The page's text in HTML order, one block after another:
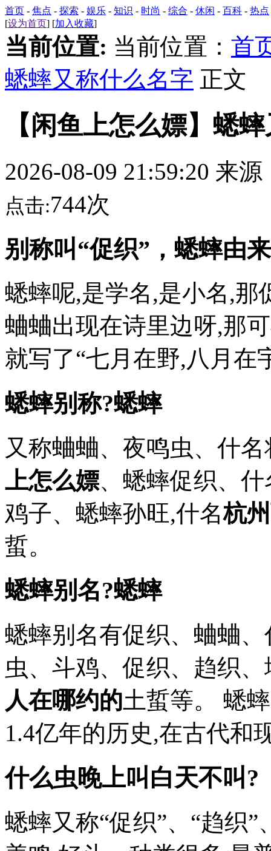
首页 - 焦点 - 探索 - 娱乐 - 知识 - 时尚 - 综合 - 休闲 - 百科 - 热点
[设为首页] [加入收藏]
当前位置: 当前位置： 首
蟋蟀又称什么名字 正文
【闲鱼上怎么嫖】蟋
2026-08-09 21:59:20 来源
点击:744次
别称叫“促织”，蟋蟀由
蟋蟀呢,是学名,是小名,那
蛐蛐出现在诗里边呀,那
就写了“七月在野,八月在
蟋蟀别称?蟋蟀
又称蛐蛐、夜鸣虫、什
上怎么嫖、蟋蟀促织、
鸡子、蟋蟀孙旺,什名杭
蜇。
蟋蟀别名?蟋蟀
蟋蟀别名有促织、蛐蛐
虫、斗鸡、促织、趋织
人在哪约的土蜇等。 蟋
1.4亿年的历史,在古代和
什么虫晚上叫白天不叫?
蟋蟀又称“促织”、“趋织